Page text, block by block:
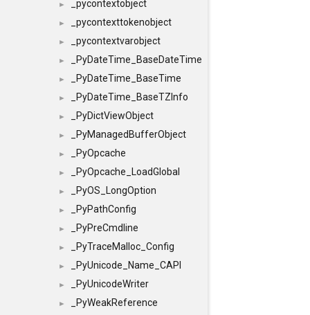
► _pycontextobject
► _pycontexttokenobject
► _pycontextvarobject
► _PyDateTime_BaseDateTime
► _PyDateTime_BaseTime
► _PyDateTime_BaseTZInfo
► _PyDictViewObject
► _PyManagedBufferObject
► _PyOpcache
► _PyOpcache_LoadGlobal
► _PyOS_LongOption
► _PyPathConfig
► _PyPreCmdline
► _PyTraceMalloc_Config
► _PyUnicode_Name_CAPI
► _PyUnicodeWriter
► _PyWeakReference